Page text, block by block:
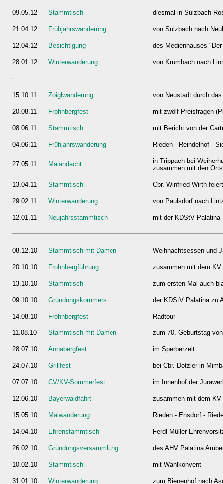
09.05.12 Stammtisch diesmal in Sulzbach-
21.04.12 Frühjahrswanderung von Sulzbach nach
12.04.12 Besichtigung des Medienhauses
28.01.12 Winterwanderung von Krumbach nach
15.10.11 Zoiglwanderung von Neustadt durch
20.08.11 Frohnbergfest mit zwölf Preisfragen
08.06.11 Stammtisch mit Bericht von der
04.06.11 Frühjahrswanderung Rieden - Reindelhof -
27.05.11 Maiandacht
in Trippach bei
zusammen mit den
13.04.11 Stammtisch Cbr. Winfried Wirth
29.02.11 Winterwanderung von Paulsdorf nach
12.01.11 Neujahrsstammtisch mit der KDStV Palatina
08.12.10 Stammtisch mit Damen Weihnachtsessen und
20.10.10 Frohnbergführung zusammen mit dem KV
13.10.10 Stammtisch zum ersten Mal auch
09.10.10 Gründungskommers der KDStV Palatina zu
14.08.10 Frohnbergfest Radtour
11.08.10 Stammtisch mit Damen zum 70. Geburtstag
28.07.10 Annabergfest im Sperberzelt
24.07.10 Grillfest bei Cbr. Dotzler in
07.07.10 CV/KV-Sommerfest im Innenhof der
12.06.10 Bayerwaldfahrt zusammen mit dem KV
15.05.10 Maiwanderung Rieden - Ensdorf -
14.04.10 Ehrenstammtisch Ferdl Müller
26.02.10 Gründungsversammlung des AHV Palatina
10.02.10 Stammtisch mit Wahlkonvent
31.01.10 Winterwanderung zum Bienenhof nach